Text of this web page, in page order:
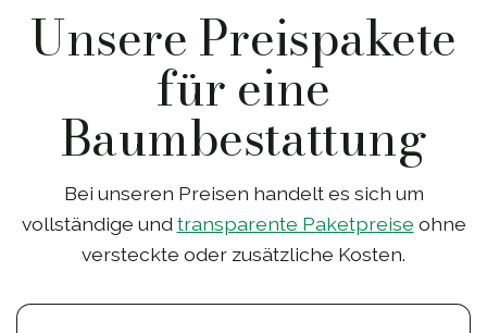
Unsere Preispakete
für eine
Baumbestattung
Bei unseren Preisen handelt es sich um
vollständige und transparente Paketpreise ohne
versteckte oder zusätzliche Kosten.